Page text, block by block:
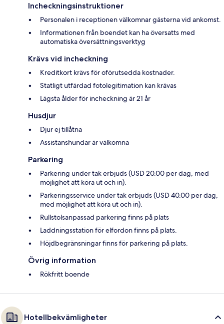
Incheckningsinstruktioner
Personalen i receptionen välkomnar gästerna vid ankomst.
Informationen från boendet kan ha översatts med
automatiska översättningsverktyg
Krävs vid incheckning
Kreditkort krävs för oförutsedda kostnader.
Statligt utfärdad fotolegitimation kan krävas
Lägsta ålder för incheckning är 21 år
Husdjur
Djur ej tillåtna
Assistanshundar är välkomna
Parkering
Parkering under tak erbjuds (USD 20.00 per dag, med
möjlighet att köra ut och in).
Parkeringsservice under tak erbjuds (USD 40.00 per dag,
med möjlighet att köra ut och in).
Rullstolsanpassad parkering finns på plats
Laddningsstation för elfordon finns på plats.
Höjdbegränsningar finns för parkering på plats.
Övrig information
Rökfritt boende
Hotellbekvämligheter